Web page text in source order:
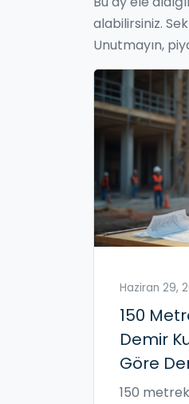
alabilirsiniz.
Unutmayın,
Haziran 29,
150
Demir
Göre
150